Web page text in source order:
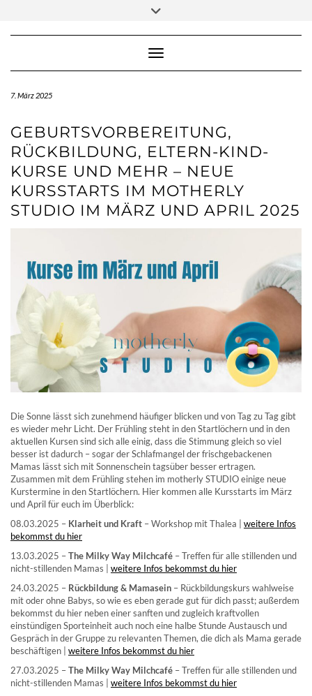
Toggle Navigation
7. März 2025
GEBURTSVORBEREITUNG,
RÜCKBILDUNG, ELTERN-KIND-
KURSE UND MEHR – NEUE
KURSSTARTS IM MOTHERLY
STUDIO IM MÄRZ UND APRIL 2025
Die Sonne lässt sich zunehmend häufiger blicken und von Tag zu Tag gibt
es wieder mehr Licht. Der Frühling steht in den Startlöchern und in den
aktuellen Kursen sind sich alle einig, dass die Stimmung gleich so viel
besser ist dadurch – sogar der Schlafmangel der frischgebackenen
Mamas lässt sich mit Sonnenschein tagsüber besser ertragen.
Zusammen mit dem Frühling stehen im motherly STUDIO einige neue
Kurstermine in den Startlöchern. Hier kommen alle Kursstarts im März
und April für euch im Überblick:
08.03.2025 – Klarheit und Kraft – Workshop mit Thalea | weitere Infos
bekommst du hier
13.03.2025 –The Milky Way Milchcafé – Treffen für alle stillenden und
nicht-stillenden Mamas | weitere Infos bekommst du hier
24.03.2025 – Rückbildung & Mamasein – Rückbildungskurs wahlweise
mit oder ohne Babys, so wie es eben gerade gut für dich passt; außerdem
bekommst du hier neben einer sanften und zugleich kraftvollen
einstündigen Sporteinheit auch noch eine halbe Stunde Austausch und
Gespräch in der Gruppe zu relevanten Themen, die dich als Mama gerade
beschäftigen | weitere Infos bekommst du hier
27.03.2025 –The Milky Way Milchcafé – Treffen für alle stillenden und
nicht-stillenden Mamas | weitere Infos bekommst du hier